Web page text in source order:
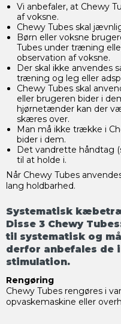
Vi anbefaler, at Chewy
af voksne.
Chewy Tubes skal
Børn eller voksne
Tubes under træning
observation af voksne.
Der skal ikke anvendes
træning og leg eller
Chewy Tubes skal
eller brugeren bider i
hjørnetænder kan der
skæres over.
Man må ikke trække i
bider i dem.
Det vandrette håndtag
til at holde i.
Når Chewy Tubes
lang holdbarhed.
Systematisk
Disse 3 Chewy
til systematisk og
derfor anbefales de
stimulation.
Rengøring
Chewy Tubes rengøres i
opvaskemaskine eller